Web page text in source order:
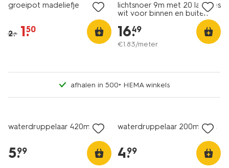
groeipot madeliefje
2.– 1.
50
lichtsnoer 9m met 20 lampjes
wit voor binnen en buiten
16.
49
€1.83/meter
afhalen in 500+ HEMA winkels
waterdruppelaar 420ml glas
5.
99
waterdruppelaar 200ml glas
4.
99